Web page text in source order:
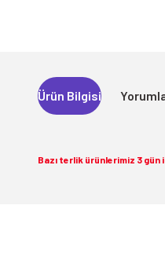
Ürün Bilgisi
Bazı terlik ürünlerimiz 3